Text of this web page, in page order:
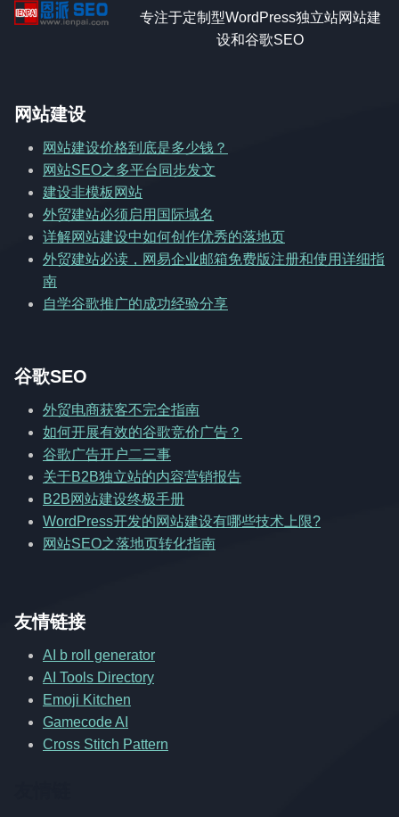
专注于定制型WordPress独立站网站建
设和谷歌SEO
网站建设
网站建设价格到底是多少钱？
网站SEO之多平台同步发文
建设非模板网站
外贸建站必须启用国际域名
详解网站建设中如何创作优秀的落地页
外贸建站必读，网易企业邮箱免费版注册和使用详细指
南
自学谷歌推广的成功经验分享
谷歌SEO
外贸电商获客不完全指南
如何开展有效的谷歌竞价广告？
谷歌广告开户二三事
关于B2B独立站的内容营销报告
B2B网站建设终极手册
WordPress开发的网站建设有哪些技术上限?
网站SEO之落地页转化指南
友情链接
AI b roll generator
AI Tools Directory
Emoji Kitchen
Gamecode AI
Cross Stitch Pattern